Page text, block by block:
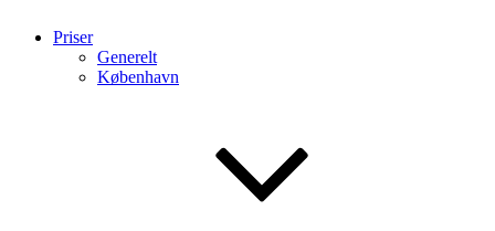
Priser
Generelt
København